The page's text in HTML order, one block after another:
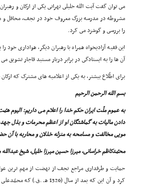
مى توان گفت آیت الله خلیلى تهرانى یکى از ارکان و
مشروطه در مدرسه بزرگ معروف خود در نجف، محافل و
را بررسى و گوشزد مى کرد.
این فقیه آزادیخواه همراه با رهبران دیگر، هوادارى خود
آن ها را به ایستادگى در برابر دربار مستبد قاجار تشویق
براى اطّلاع بیشتر، به یکى از اعلامیه هاى مشترک که
بسم الله الرحمن الرحیم
به عموم ملّت ایران حکم خدا را اعلام مى داریم: الیوم
دادن مالیات به گماشتگان او از اعظم محرمات و بذل جهد
مویى مخالفت و مسامحه به منزله خذلان و محاربه با آن
محمّدکاظم خراسانى، میرزا حسین میرزا خلیل، شیخ عبدالله
حمایت و طرفدارى مراجع نجف از نهضت از مهم ترین
کرد و آن این که بعد از